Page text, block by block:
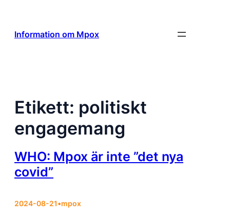
innehåll
Information om Mpox
Etikett: politiskt
engagemang
WHO: Mpox är inte ”det nya
covid”
2024-08-21•mpox